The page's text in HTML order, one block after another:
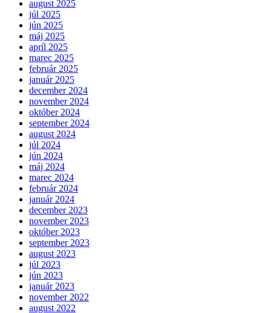
august 2025
júl 2025
jún 2025
máj 2025
apríl 2025
marec 2025
február 2025
január 2025
december 2024
november 2024
október 2024
september 2024
august 2024
júl 2024
jún 2024
máj 2024
marec 2024
február 2024
január 2024
december 2023
november 2023
október 2023
september 2023
august 2023
júl 2023
jún 2023
január 2023
november 2022
august 2022